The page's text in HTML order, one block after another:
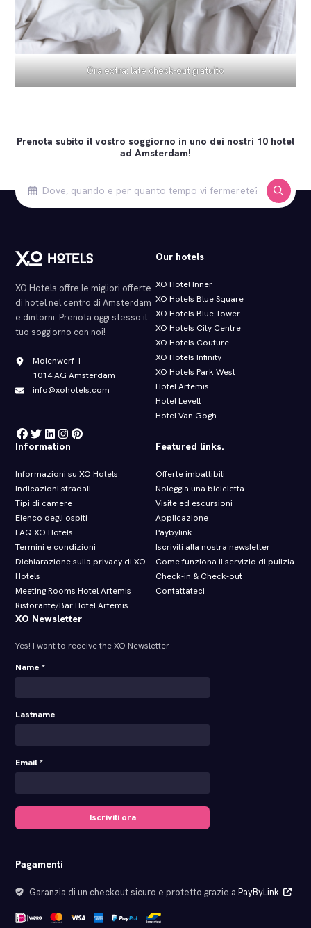
Ora extra: late check-out gratuito
Prenota subito il vostro soggiorno in uno dei nostri 10 hotel
ad Amsterdam!
XO Hotels offre le migliori offerte
di hotel nel centro di Amsterdam
e dintorni. Prenota oggi stesso il
tuo soggiorno con noi!
Molenwerf 1
1014 AG Amsterdam
info@xohotels.com
Our hotels
XO Hotel Inner
XO Hotels Blue Square
XO Hotels Blue Tower
XO Hotels City Centre
XO Hotels Couture
XO Hotels Infinity
XO Hotels Park West
Hotel Artemis
Hotel Levell
Hotel Van Gogh
Information
Informazioni su XO Hotels
Indicazioni stradali
Tipi di camere
Elenco degli ospiti
FAQ XO Hotels
Termini e condizioni
Dichiarazione sulla privacy di XO
Hotels
Meeting Rooms Hotel Artemis
Ristorante/Bar Hotel Artemis
Featured links.
Offerte imbattibili
Noleggia una bicicletta
Visite ed escursioni
Applicazione
Paybylink
Iscriviti alla nostra newsletter
Come funziona il servizio di pulizia
Check‑in & Check‑out
Contattateci
XO Newsletter
Yes! I want to receive the XO Newsletter
Name *
Lastname
Email *
Iscriviti ora
Pagamenti
Garanzia di un checkout sicuro e protetto grazie aPayByLink